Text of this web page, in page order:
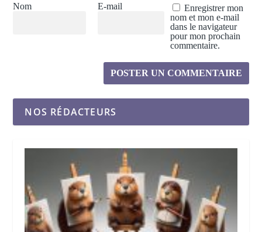
Nom E-mail
Enregistrer mon
nom et mon e-mail
dans le navigateur
pour mon prochain
commentaire.
NOS RÉDACTEURS